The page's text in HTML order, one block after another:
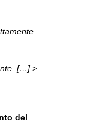
[…] >
del